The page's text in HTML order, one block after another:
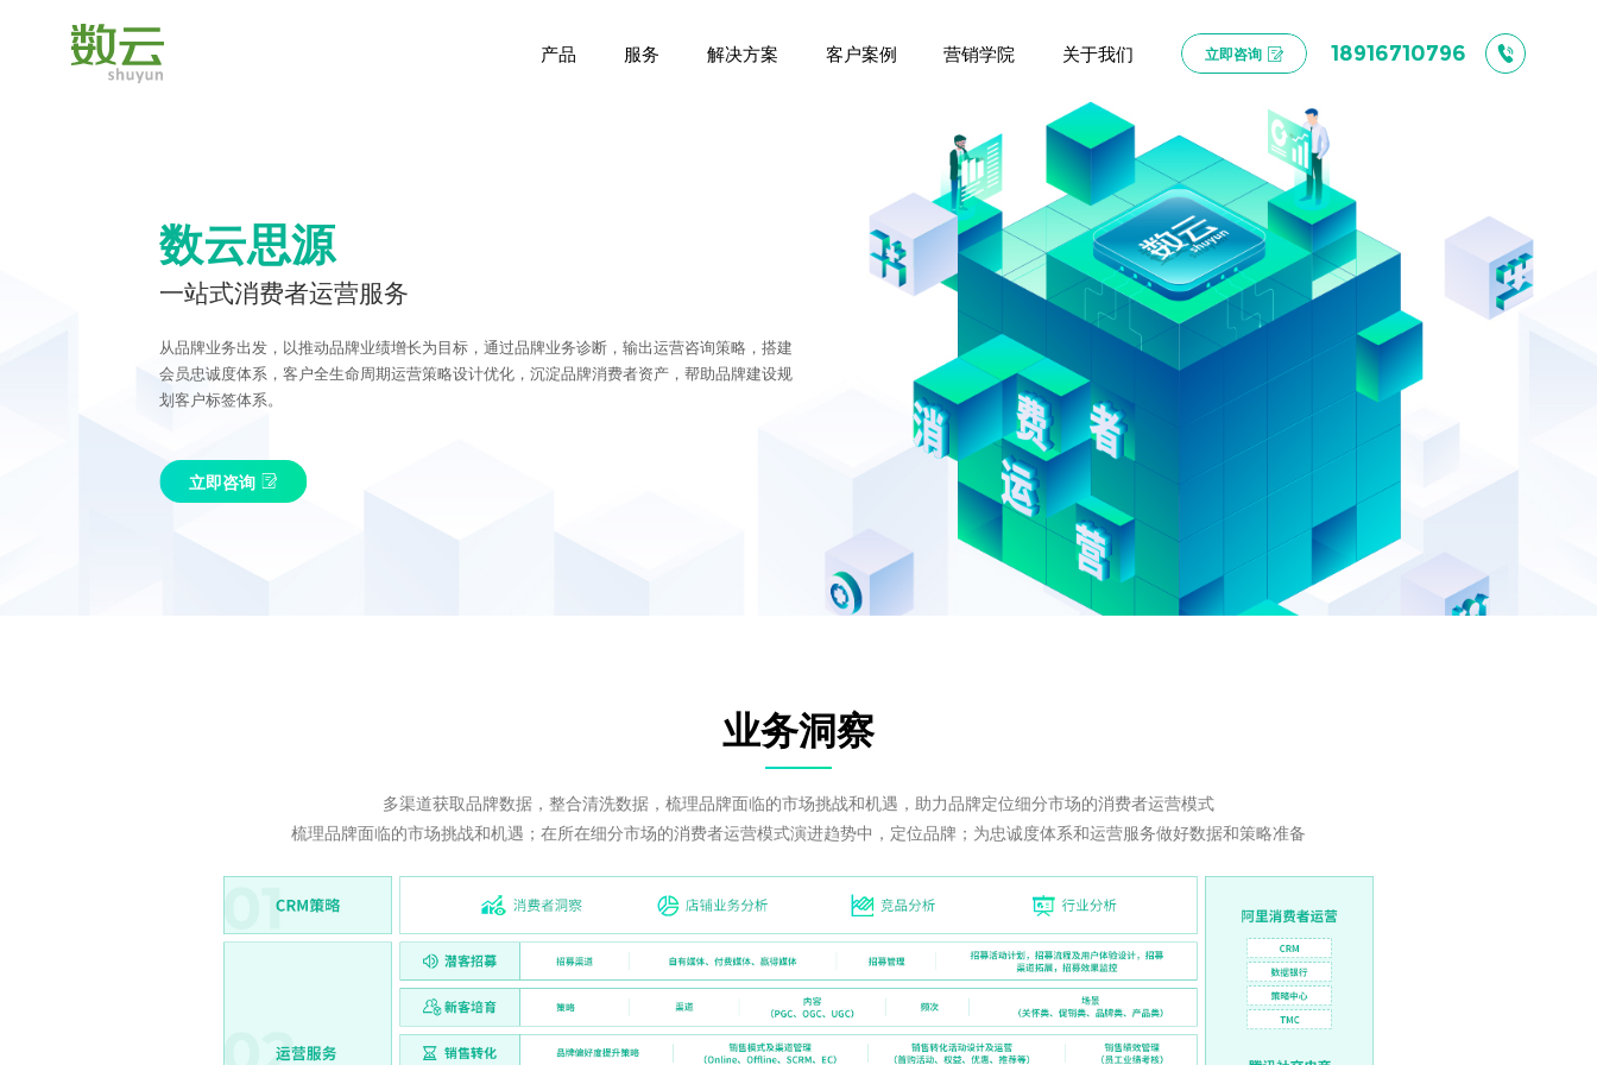
产品 服务 解决方案 客户案例 营销学院 关于我们 立即咨询 18916710796
数云思源
一站式消费者运营服务
从品牌业务出发，以推动品牌业绩增长为目标，通过品牌业务诊断，输出运营咨询策略，搭建
会员忠诚度体系，客户全生命周期运营策略设计优化，沉淀品牌消费者资产，帮助品牌建设规
划客户标签体系。
立即咨询
业务洞察
多渠道获取品牌数据，整合清洗数据，梳理品牌面临的市场挑战和机遇，助力品牌定位细分市场的消费者运营模式
梳理品牌面临的市场挑战和机遇；在所在细分市场的消费者运营模式演进趋势中，定位品牌；为忠诚度体系和运营服务做好数据和策略准备